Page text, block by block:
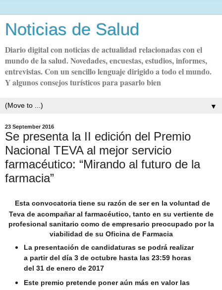
Noticias de Salud
Diario digital con noticias de actualidad relacionadas con el
mundo de la salud. Novedades, encuestas, estudios, informes,
entrevistas. Con un sencillo lenguaje dirigido a todo el mundo.
Y algunos consejos turísticos para pasarlo bien
▼
23 September 2016
Se presenta la II edición del Premio
Nacional TEVA al mejor servicio
farmacéutico: “Mirando al futuro de la
farmacia”
Esta convocatoria tiene su razón de ser en la voluntad de
Teva de acompañar al farmacéutico, tanto en su vertiente de
profesional sanitario como de empresario preocupado por la
viabilidad de su Oficina de Farmacia
La presentación de candidaturas se podrá realizar
a partir del día 3 de octubre hasta las 23:59 horas
del 31 de enero de 2017
Este premio pretende poner aún más en valor las